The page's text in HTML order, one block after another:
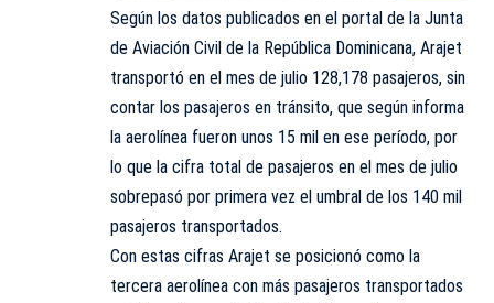
Según los datos publicados en el portal de la Junta
de Aviación Civil de la República Dominicana, Arajet
transportó en el mes de julio 128,178 pasajeros, sin
contar los pasajeros en tránsito, que según informa
la aerolínea fueron unos 15 mil en ese período, por
lo que la cifra total de pasajeros en el mes de julio
sobrepasó por primera vez el umbral de los 140 mil
pasajeros transportados.
Con estas cifras Arajet se posicionó como la
tercera aerolínea con más pasajeros transportados